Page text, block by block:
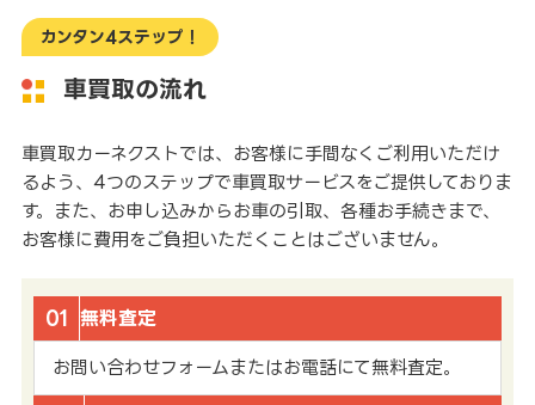
カンタン4ステップ！
車買取の流れ
車買取カーネクストでは、お客様に手間なくご利用いただけ
るよう、4つのステップで車買取サービスをご提供しておりま
す。また、お申し込みからお車の引取、各種お手続きまで、
お客様に費用をご負担いただくことはございません。
01 無料査定
お問い合わせフォームまたはお電話にて無料査定。